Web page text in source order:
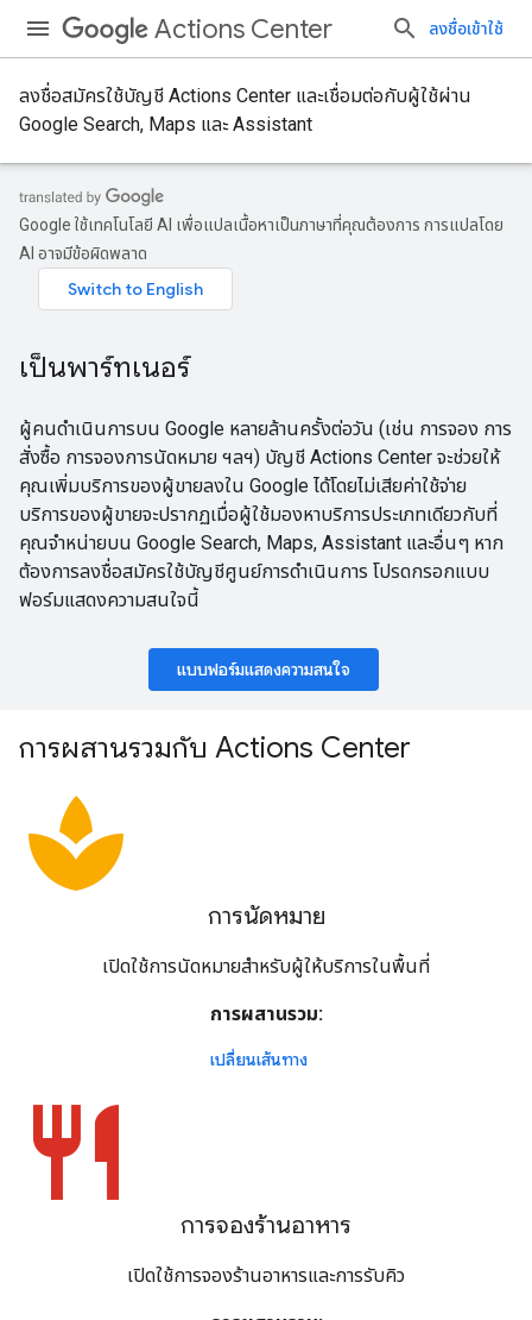
Actions Center ลงชื่อเข้าใช้
ลงชื่อสมัครใช้บัญชี Actions Center และเชื่อมต่อกับผู้ใช้ผ่าน
Google Search, Maps และ Assistant
Google ใช้เทคโนโลยี AI เพื่อแปลเนื้อหาเป็นภาษาที่คุณต้องการ การแปลโดย
AI อาจมีข้อผิดพลาด
เป็นพาร์ทเนอร์
ผู้คนดำเนินการบน Google หลายล้านครั้งต่อวัน (เช่น การจอง การ
สั่งซื้อ การจองการนัดหมาย ฯลฯ) บัญชี Actions Center จะช่วยให้
คุณเพิ่มบริการของผู้ขายลงใน Google ได้โดยไม่เสียค่าใช้จ่าย
บริการของผู้ขายจะปรากฏเมื่อผู้ใช้มองหาบริการประเภทเดียวกับที่
คุณจำหน่ายบน Google Search, Maps, Assistant และอื่นๆ หาก
ต้องการลงชื่อสมัครใช้บัญชีศูนย์การดำเนินการ โปรดกรอกแบบ
ฟอร์มแสดงความสนใจนี้
แบบฟอร์มแสดงความสนใจ
การผสานรวมกับ Actions Center
spa
การนัดหมาย
เปิดใช้การนัดหมายสำหรับผู้ให้บริการในพื้นที่
การผสานรวม:
เปลี่ยนเส้นทาง
restaurant
การจองร้านอาหาร
เปิดใช้การจองร้านอาหารและการรับคิว